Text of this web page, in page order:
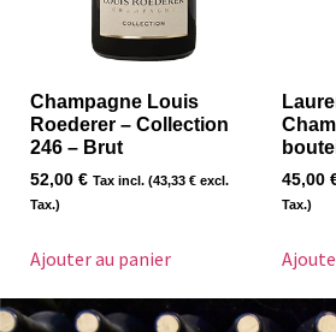
Champagne Louis
Roederer – Collection
246 – Brut
52,00 € Tax incl. (43,33 € excl.
Tax.)
Ajouter au panier
45,00
Tax.)